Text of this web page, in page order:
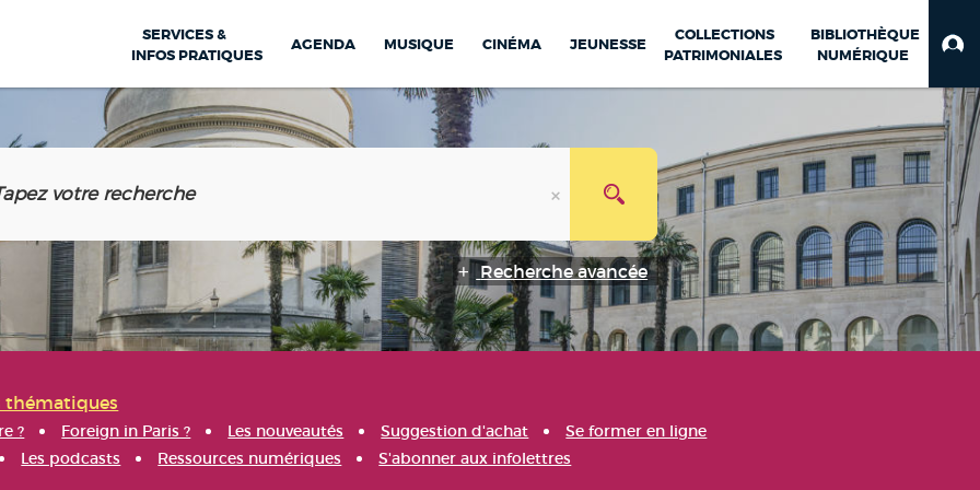
SERVICES &
INFOS PRATIQUES
AGENDA MUSIQUE CINÉMA JEUNESSE
COLLECTIONS
PATRIMONIALES
BIBLIOTHÈQUE
NUMÉRIQUE
Recherche avancée
thématiques
? Foreign in Paris ? Les nouveautés Suggestion d'achat
Se former en ligne
Les podcasts Ressources numériques S'abonner aux infolettres